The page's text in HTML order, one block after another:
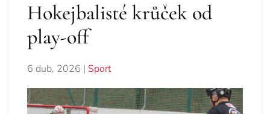
Hokejbalisté krůček od
play-off
6 dub, 2026 | Sport